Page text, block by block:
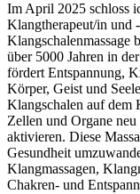
Im April 2025 schloss
Klangtherapeut/in und
Klangschalenmassage
über 5000 Jahren in
fördert Entspannung,
Körper, Geist und
Klangschalen auf dem
Zellen und Organe
aktivieren. Diese
Gesundheit
Klangmassagen,
Chakren- und